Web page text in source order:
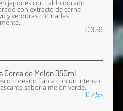
japonés con caldo dorado
con extracto de carne
y verduras cocinadas
€ 3,59
Corea de Melón 350ml.
coreano Fanta con un intenso
sabor a melón verde.
€ 2,55